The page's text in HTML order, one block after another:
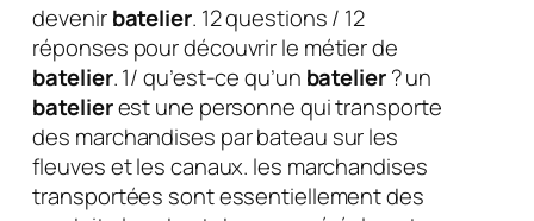
devenirbatelier. 12 questions / 12
réponses pour découvrir le métier de
batelier. 1/ qu’est-ce qu’un batelier? un
batelierest une personne qui transporte
des marchandises par bateau sur les
fleuves et les canaux. les marchandises
transportées sont essentiellement des